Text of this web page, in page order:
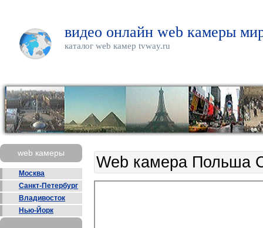
видео онлайн web камеры
каталог web камер tvway.ru
web камеры
Москва
Санкт-Петербург
Владивосток
Нью-Йорк
Web камера Польша